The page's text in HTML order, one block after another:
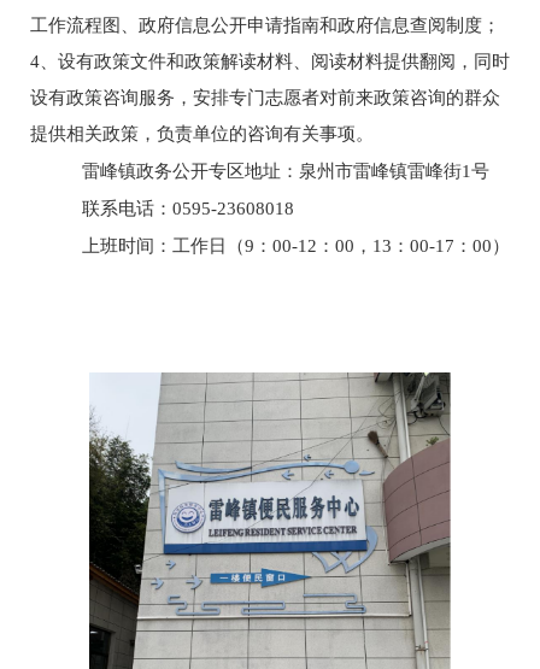
工作流程图、政府信息公开申请指南和政府信息查阅制度；
4、设有政策文件和政策解读材料
阅读材料提供翻阅，同时
设有政策咨询服务，安排专门志愿者对前来政策咨询的群众
提供相关政策 ， 负责单位的咨询有关事项。
雷峰镇政务公开专区地址： 泉州市雷峰镇雷峰街1号
联系电话： 0595-23608018
上班时间：工作日（9 ： 00-12：00，13 ： 00-17： 00）